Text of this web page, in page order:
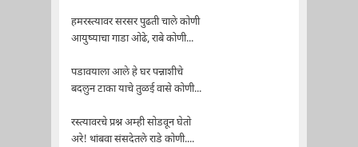
हमरस्त्यावर सरसर पुढती चाले कोणी
आयुष्याचा गाडा ओढे, राबे कोणी...
पडावयाला आले हे घर पन्नाशीचे
बदलुन टाका याचे तुळई वासे कोणी...
रस्त्यावरचे प्रश्न अम्ही सोडवून घेतो
अरे! थांबवा संसदेतले राडे कोणी....